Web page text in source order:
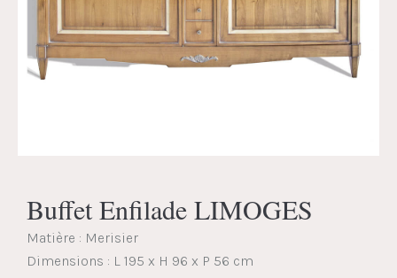
Buffet Enfilade LIMOGES
Matière : Merisier
Dimensions : L 195 x H 96 x P 56 cm